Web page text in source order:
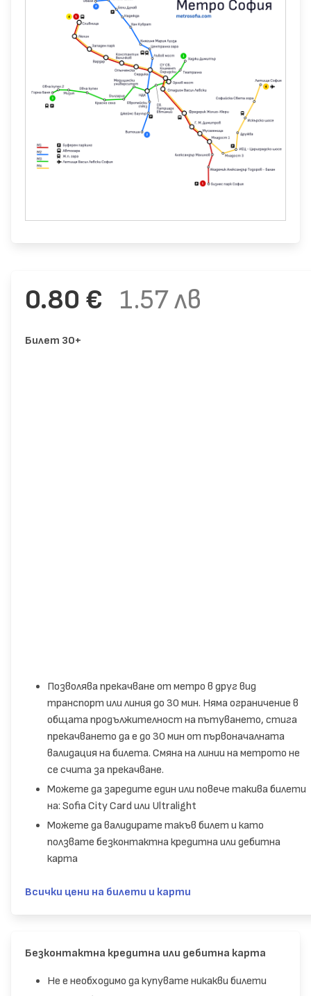
0.80 € 1.57 лв
Билет 30+
Позволява прекачване от метро в друг вид
транспорт или линия до 30 мин. Няма ограничение в
общата продължителност на пътуването, стига
прекачването да е до 30 мин от първоначалната
валидация на билета. Смяна на линии на метрото не
се счита за прекачване.
Можете да заредите един или повече такива билети
на: Sofia City Card или Ultralight
Можете да валидирате такъв билет и като
ползвате безконтактна кредитна или дебитна
карта
Всички цени на билети и карти
Безконтактна кредитна или дебитна карта
Не е необходимо да купувате никакви билети